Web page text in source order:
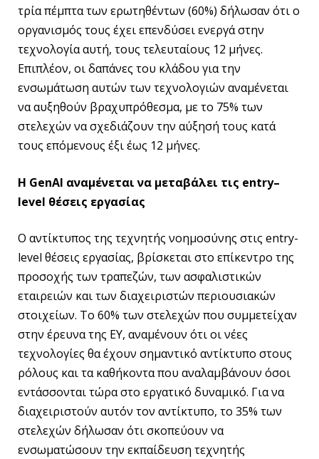
τρία πέμπτα των ερωτηθέντων (60%) δήλωσαν ότι ο
οργανισμός τους έχει επενδύσει ενεργά στην
τεχνολογία αυτή, τους τελευταίους 12 μήνες.
Επιπλέον, οι δαπάνες του κλάδου για την
ενσωμάτωση αυτών των τεχνολογιών αναμένεται
να αυξηθούν βραχυπρόθεσμα, με το 75% των
στελεχών να σχεδιάζουν την αύξησή τους κατά
τους επόμενους έξι έως 12 μήνες.
Η GenAI αναμένεται να μεταβάλει τις entry–
level θέσεις εργασίας
Ο αντίκτυπος της τεχνητής νοημοσύνης στις entry-
level θέσεις εργασίας, βρίσκεται στο επίκεντρο της
προσοχής των τραπεζών, των ασφαλιστικών
εταιρειών και των διαχειριστών περιουσιακών
στοιχείων. Το 60% των στελεχών που συμμετείχαν
στην έρευνα της ΕΥ, αναμένουν ότι οι νέες
τεχνολογίες θα έχουν σημαντικό αντίκτυπο στους
ρόλους και τα καθήκοντα που αναλαμβάνουν όσοι
εντάσσονται τώρα στο εργατικό δυναμικό. Για να
διαχειριστούν αυτόν τον αντίκτυπο, το 35% των
στελεχών δήλωσαν ότι σκοπεύουν να
ενσωματώσουν την εκπαίδευση τεχνητής